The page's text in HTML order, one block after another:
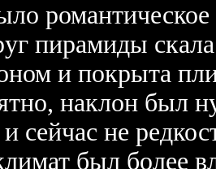
романтическое
пирамиды
и покрыта
наклон был
сейчас не
был более